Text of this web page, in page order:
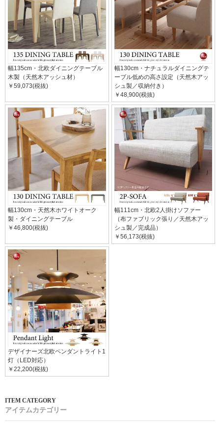
幅135cm・北欧ダイニングテーブル
木製（天然木アッシュ材）
￥59,073(税抜)
幅130cm・ナチュラルダイニングテ
ーブル低めの高さ設定（天然木アッ
シュ製／収納付き）
￥48,900(税抜)
幅130cm・天然木ホワイトオーク
製・ダイニングテーブル
￥46,800(税抜)
幅111cm・北欧2人掛けソファー
（布ファブリック張り／天然木アッ
シュ製／完成品）
￥56,173(税抜)
デザイナーズ北欧ペンダントライト1
灯（LED対応）
￥22,200(税抜)
アイテムカテゴリー